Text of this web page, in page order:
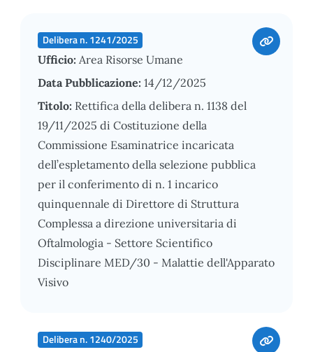
Delibera n. 1241/2025
Ufficio: Area Risorse Umane
Data Pubblicazione: 14/12/2025
Titolo: Rettifica della delibera n. 1138 del
19/11/2025 di Costituzione della
Commissione Esaminatrice incaricata
dell’espletamento della selezione pubblica
per il conferimento di n. 1 incarico
quinquennale di Direttore di Struttura
Complessa a direzione universitaria di
Oftalmologia - Settore Scientifico
Disciplinare MED/30 - Malattie dell'Apparato
Visivo
Delibera n. 1240/2025